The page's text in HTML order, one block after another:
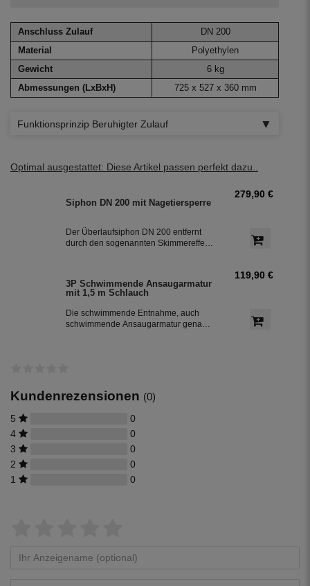
Anschluss Zulauf
DN 200
Material
Polyethylen
Gewicht
6 kg
Abmessungen (LxBxH)
725 x 527 x 360 mm
Funktionsprinzip Beruhigter Zulauf
Optimal ausgestattet: Diese Artikel passen perfekt dazu..
Siphon DN 200 mit Nagetiersperre
Der Überlaufsiphon DN 200 entfernt
durch den sogenannten Skimmereffekt
einer Nagetiersperre aus Edelstahl
ausgestattet und dient gleichzeitig als
Geruchsverschluss.
279,90 €
3P Schwimmende Ansaugarmatur
mit 1,5 m Schlauch
Die schwimmende Entnahme, auch
schwimmende Ansaugarmatur genannt
119,90 €
Kundenrezensionen (0)
5
0
4
0
3
0
2
0
1
0